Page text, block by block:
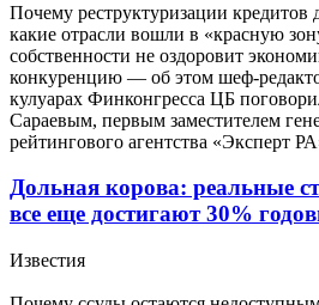
Почему реструктуризации кредитов
какие отрасли вошли в «красную
собственности не оздоровит
конкуренцию — об этом шеф-
кулуарах Финконгресса ЦБ
Сараевым, первым заместителем
рейтингового агентства «Эксперт
Дольная корова: реальные
все еще достигают 30%
Известия